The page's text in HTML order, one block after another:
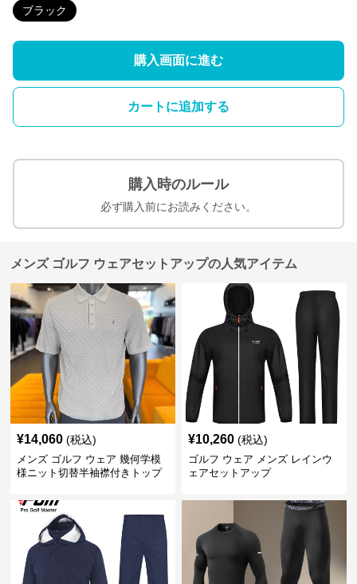
ブラック
購入画面に進む
カートに追加する
購入時のルール
必ず購入前にお読みください。
メンズ ゴルフ ウェアセットアップの人気アイテム
¥14,060 (税込)
メンズ ゴルフ ウェア 幾何学模
様ニット切替半袖襟付きトップ
¥10,260 (税込)
ゴルフ ウェア メンズ レインウ
ェアセットアップ